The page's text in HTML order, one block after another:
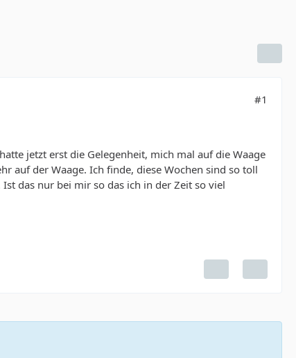
#1
jetzt erst die Gelegenheit, mich mal auf die Waage
auf der Waage. Ich finde, diese Wochen sind so toll
das nur bei mir so das ich in der Zeit so viel